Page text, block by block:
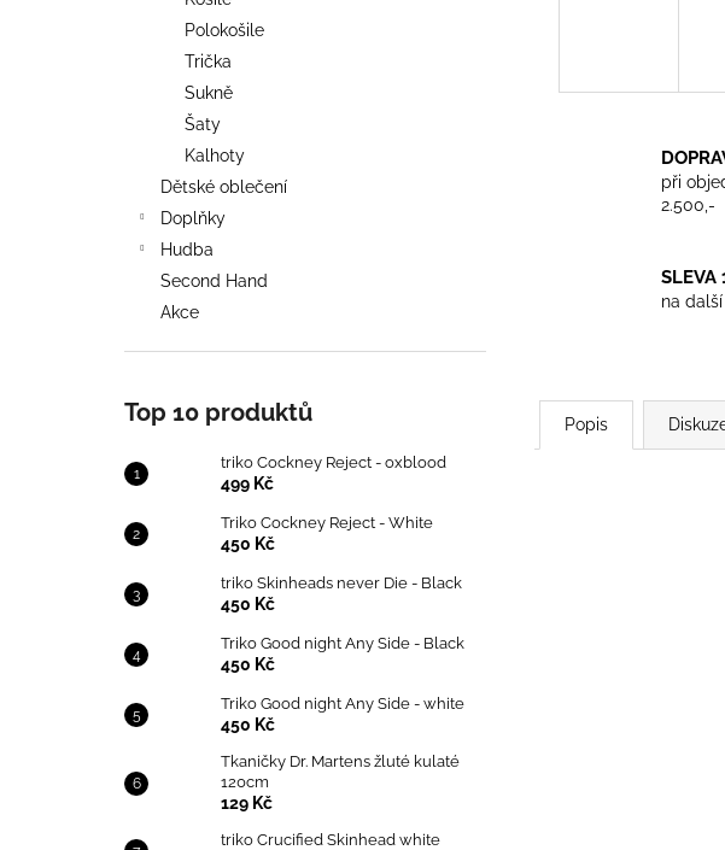
Polokošile
Trička
Sukně
Šaty
Kalhoty
Dětské oblečení
Doplňky
Hudba
Second Hand
Akce
Top 10 produktů
triko Cockney Reject - oxblood
499 Kč
Triko Cockney Reject - White
450 Kč
triko Skinheads never Die - Black
450 Kč
Triko Good night Any Side - Black
450 Kč
Triko Good night Any Side - white
450 Kč
Tkaničky Dr. Martens žluté kulaté
120cm
129 Kč
triko Crucified Skinhead white
při
2.500,-
SLEVA
na
Popis
TRIKO COCKNEY REJECT - OXBLOOD
499 Kč